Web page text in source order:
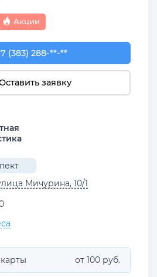
Акции
(383) 288-88-77
(383) 288-**-**
заявку
Мичурина, 10/1
от 100 руб.